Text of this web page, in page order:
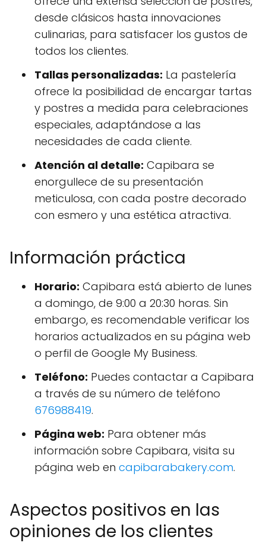
desde clásicos hasta innovaciones
culinarias, para satisfacer los gustos de
todos los clientes.
Tallas personalizadas: La pastelería
ofrece la posibilidad de encargar tartas
y postres a medida para celebraciones
especiales, adaptándose a las
necesidades de cada cliente.
Atención al detalle: Capibara se
enorgullece de su presentación
meticulosa, con cada postre decorado
con esmero y una estética atractiva.
Información práctica
Horario: Capibara está abierto de lunes
a domingo, de 9:00 a 20:30 horas. Sin
embargo, es recomendable verificar los
horarios actualizados en su página web
o perfil de Google My Business.
Teléfono: Puedes contactar a Capibara
a través de su número de teléfono
676988419.
Página web: Para obtener más
información sobre Capibara, visita su
página web en capibarabakery.com.
Aspectos positivos en las
opiniones de los clientes